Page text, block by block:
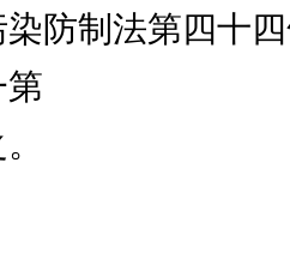
防制法第四十
第